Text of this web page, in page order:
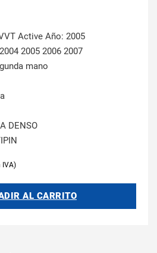
Active Año: 2005
2005 2006 2007
mano
DENSO
AL CARRITO